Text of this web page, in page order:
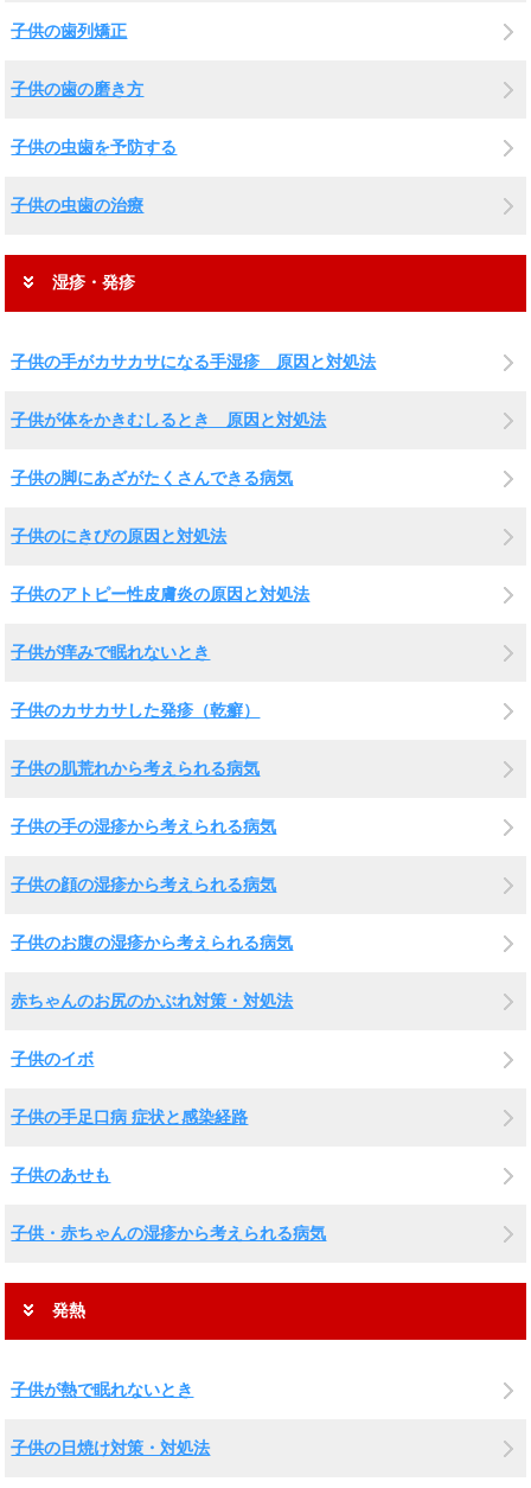
子供の歯列矯正
子供の歯の磨き方
子供の虫歯を予防する
子供の虫歯の治療
湿疹・発疹
子供の手がカサカサになる手湿疹 原因と対処法
子供が体をかきむしるとき 原因と対処法
子供の脚にあざがたくさんできる病気
子供のにきびの原因と対処法
子供のアトピー性皮膚炎の原因と対処法
子供が痒みで眠れないとき
子供のカサカサした発疹（乾癬）
子供の肌荒れから考えられる病気
子供の手の湿疹から考えられる病気
子供の顔の湿疹から考えられる病気
子供のお腹の湿疹から考えられる病気
赤ちゃんのお尻のかぶれ対策・対処法
子供のイボ
子供の手足口病 症状と感染経路
子供のあせも
子供・赤ちゃんの湿疹から考えられる病気
発熱
子供が熱で眠れないとき
子供の日焼け対策・対処法